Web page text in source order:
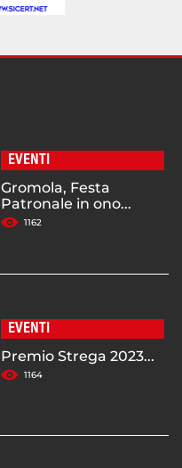
EVENTI
Gromola, Festa
Patronale in ono...
1162
EVENTI
Premio Strega 2023...
1164